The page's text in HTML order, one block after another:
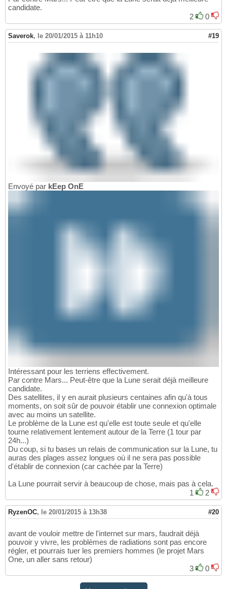
candidate.
2
0
Saverok, le 20/01/2015 à 11h10 #19
Envoyé par kEep OnE
Intéressant pour les terriens effectivement.
Par contre Mars... Peut-être que la Lune serait déjà meilleure
candidate.
Des satellites, il y en aurait plusieurs centaines afin qu'à tous
moments, on soit sûr de pouvoir établir une connexion optimale
avec au moins un satellite.
Le problème de la Lune est qu'elle est toute seule et qu'elle
tourne relativement lentement autour de la Terre (1 tour par
24h...)
Du coup, si tu bases un relais de communication sur la Lune, tu
auras des plages assez longues où il ne sera pas possible
d'établir de connexion (car cachée par la Terre)
La Lune pourrait servir à beaucoup de chose, mais pas à cela.
1
2
RyzenOC, le 20/01/2015 à 13h38 #20
avant de vouloir mettre de l'internet sur mars, faudrait déjà
pouvoir y vivre, les problèmes de radiations sont pas encore
régler, et pourrais tuer les premiers hommes (le projet Mars
One, un aller sans retour)
3
0